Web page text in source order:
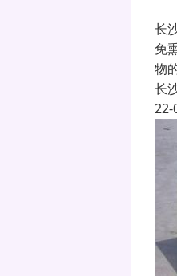
长
免
物
长
22-